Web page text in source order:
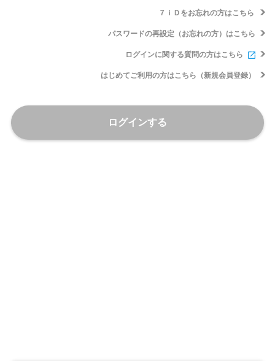
７ｉＤをお忘れの方はこちら
パスワードの再設定（お忘れの方）はこちら
ログインに関する質問の方はこちら
はじめてご利用の方はこちら（新規会員登録）
ログインする